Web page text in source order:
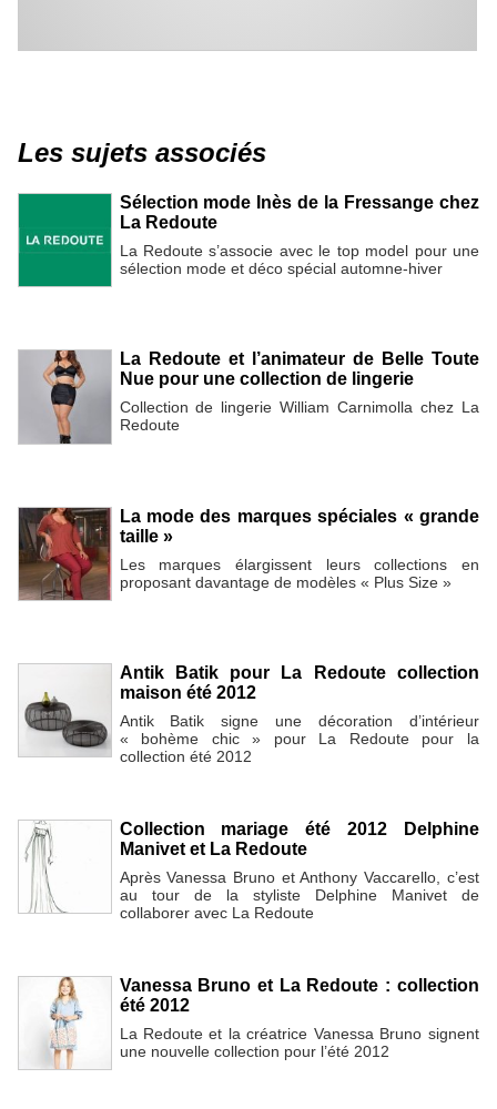
Les sujets associés
Sélection mode Inès de la Fressange chez
La Redoute
La Redoute s’associe avec le top model pour une
sélection mode et déco spécial automne-hiver
La Redoute et l’animateur de Belle Toute
Nue pour une collection de lingerie
Collection de lingerie William Carnimolla chez La
Redoute
La mode des marques spéciales « grande
taille »
Les marques élargissent leurs collections en
proposant davantage de modèles « Plus Size »
Antik Batik pour La Redoute collection
maison été 2012
Antik Batik signe une décoration d’intérieur
« bohème chic » pour La Redoute pour la
collection été 2012
Collection mariage été 2012 Delphine
Manivet et La Redoute
Après Vanessa Bruno et Anthony Vaccarello, c’est
au tour de la styliste Delphine Manivet de
collaborer avec La Redoute
Vanessa Bruno et La Redoute : collection
été 2012
La Redoute et la créatrice Vanessa Bruno signent
une nouvelle collection pour l’été 2012